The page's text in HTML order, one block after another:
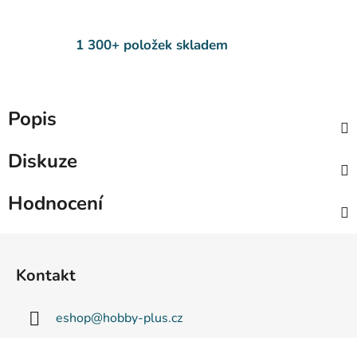
1 300+ položek skladem
Popis
Diskuze
Hodnocení
Kontakt
eshop@hobby-plus.cz